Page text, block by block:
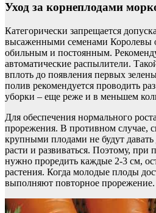
Уход за корнеплодами
Категорически запрещается
высаженными семенами Королевы
обильным и постоянным.
автоматические распылители.
вплоть до появления первых
полив рекомендуется проводить
уборки – еще реже и в меньшем
Для обеспечения нормального
прорежения. В противном случае,
крупными плодами не будут
расти и развиваться. Поэтому, при
нужно проредить каждые 2-3 см,
растения. Когда молодые плоды
выполняют повторное прорежение.